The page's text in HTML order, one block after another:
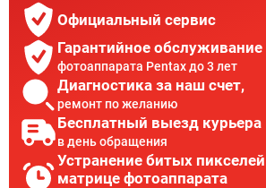
Официальный сервис
Гарантийное обслуживание
фотоаппарата Pentax до 3 лет
Диагностика за наш счет,
ремонт по желанию
Бесплатный выезд курьера
в день обращения
Устранение битых пикселей
матрице фотоаппарата